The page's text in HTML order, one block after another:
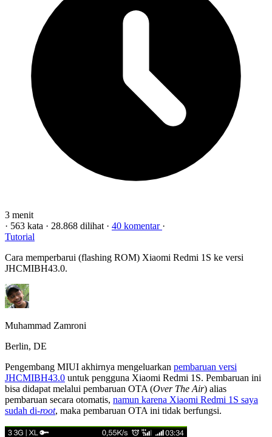
3 menit
· 563 kata · 28.868 dilihat · 40 komentar ·
Tutorial
Cara memperbarui (flashing ROM) Xiaomi Redmi 1S ke versi
JHCMIBH43.0.
Muhammad Zamroni
Berlin, DE
Pengembang MIUI akhirnya mengeluarkan pembaruan versi
JHCMIBH43.0 untuk pengguna Xiaomi Redmi 1S. Pembaruan ini
bisa didapat melalui pembaruan OTA (Over The Air) alias
pembaruan secara otomatis, namun karena Xiaomi Redmi 1S saya
sudah di-root, maka pembaruan OTA ini tidak berfungsi.